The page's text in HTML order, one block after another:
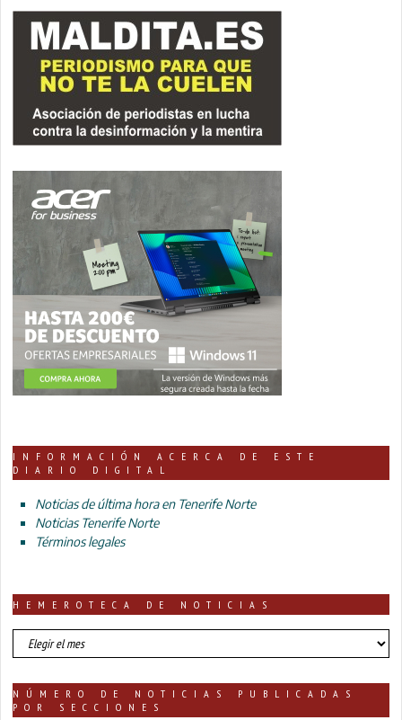
INFORMACIÓN ACERCA DE ESTE
DIARIO DIGITAL
Noticias de última hora en Tenerife Norte
Noticias Tenerife Norte
Términos legales
HEMEROTECA DE NOTICIAS
HEMEROTECA
DE
NÚMERO DE NOTICIAS PUBLICADAS
POR SECCIONES